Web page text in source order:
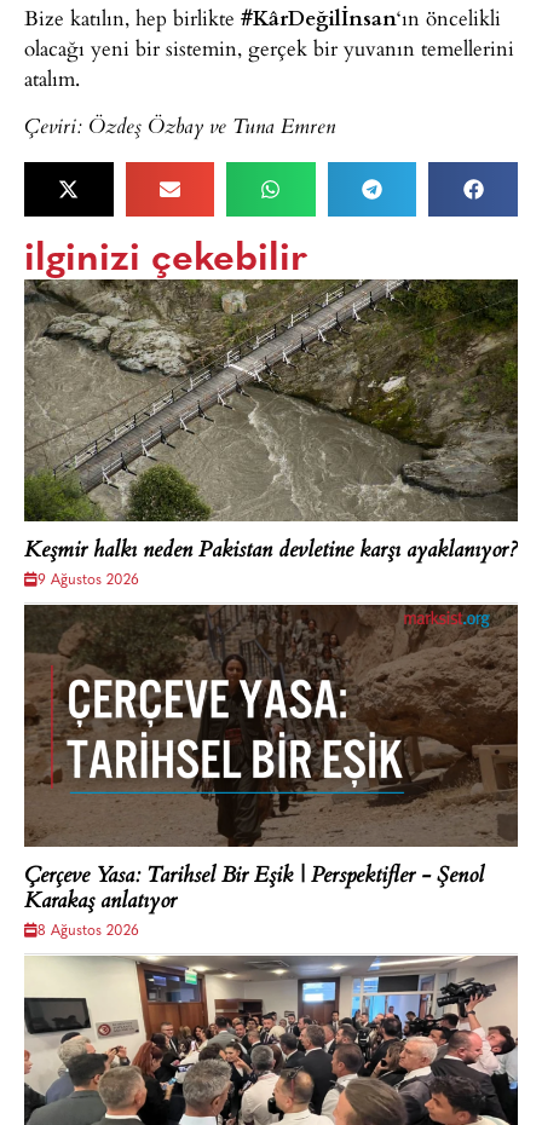
Bize katılın, hep birlikte #KârDeğilİnsan‘ın öncelikli
olacağı yeni bir sistemin, gerçek bir yuvanın temellerini
atalım.
Çeviri: Özdeş Özbay ve Tuna Emren
ilginizi çekebilir
Keşmir halkı neden Pakistan devletine karşı ayaklanıyor?
9 Ağustos 2026
Çerçeve Yasa: Tarihsel Bir Eşik | Perspektifler - Şenol
Karakaş anlatıyor
8 Ağustos 2026